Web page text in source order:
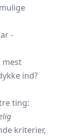
-
mest
ind?
ting:
kriterier,